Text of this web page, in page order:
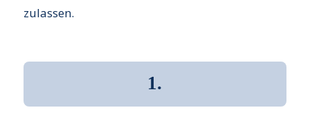
zulassen.
1.